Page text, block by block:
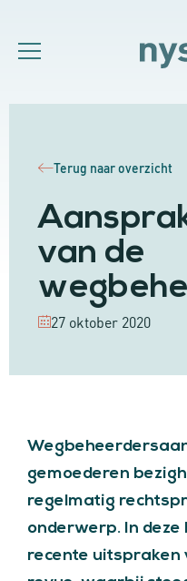
Terug naar overzicht
van de
27 oktober 2020
gemoederen
regelmatig
onderwerp. In
recente uitspraken